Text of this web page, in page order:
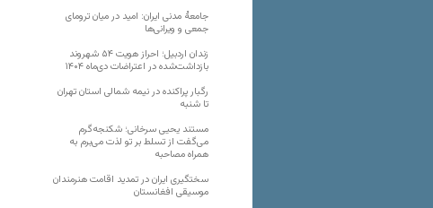
جامعهٔ مدنی ایران: امید در میان ترومای
جمعی و ویرانی‌ها
زندان اردبیل؛ احراز هویت ۵۴ شهروند
بازداشت‌شده در اعتراضات دی‌ماه ۱۴۰۴
رگبار پراکنده در نیمه شمالی استان تهران
تا شنبه
مستند یحیی سرخانی؛ شکنجه‌گرم
می‌گفت از تسلط بر تو لذت می‌برم به
همراه مصاحبه
سختگیری ایران در تمدید اقامت هنرمندان
موسیقی افغانستان